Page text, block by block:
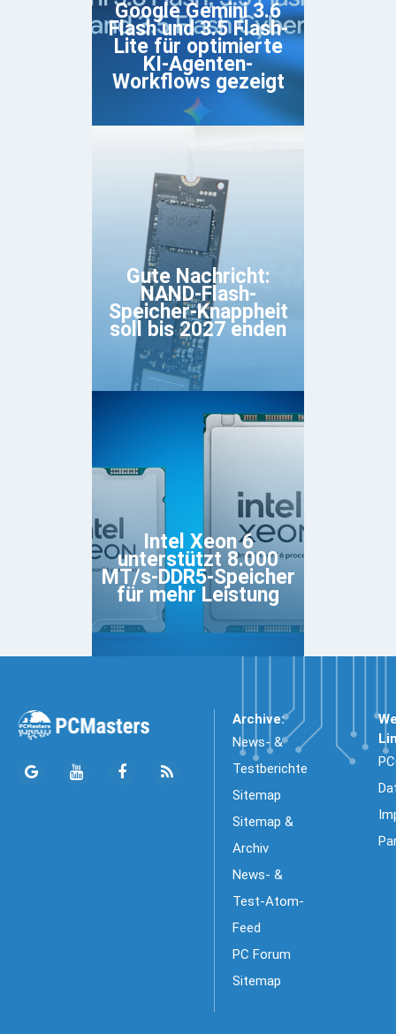
Google Gemini 3.6
Flash und 3.5 Flash-
Lite für optimierte
KI-Agenten-
Workflows gezeigt
Gute Nachricht:
NAND-Flash-
Speicher-Knappheit
soll bis 2027 enden
Intel Xeon 6
unterstützt 8.000
MT/s-DDR5-Speicher
für mehr Leistung
Archive:
News- &
Testberichte
Sitemap
Sitemap &
Archiv
News- &
Test-Atom-
Feed
PC Forum
Sitemap